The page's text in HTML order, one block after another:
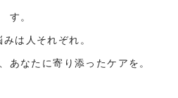
す。
は人それぞれ。
あなたに寄り添ったケアを。